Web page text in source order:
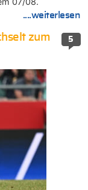
....weiterlesen
5
zum